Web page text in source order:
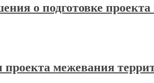
о подготовке
проекта межевания